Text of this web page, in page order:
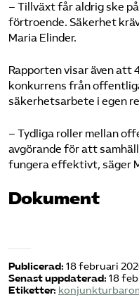
– Tillväxt får aldrig ske
förtroende. Säkerhet
Maria Elinder.
Rapporten visar även att
konkurrens från
säkerhetsarbete i egen
– Tydliga roller mellan
avgörande för att
fungera effektivt, säger
Dokument
Publicerad: 18 februari
Senast uppdaterad: 18
Etiketter: